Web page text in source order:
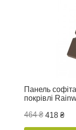
Панель
покрівлі
464 ₴ 418 ₴